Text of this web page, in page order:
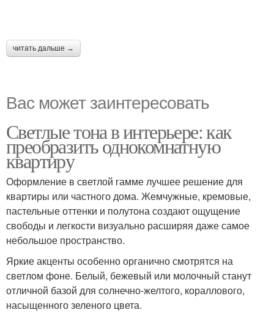
читать дальше →
Вас может заинтересовать
Светлые тона в интерьере: как
преобразить однокомнатную
квартиру
Оформление в светлой гамме лучшее решение для
квартиры или частного дома. Жемчужные, кремовые,
пастельные оттенки и полутона создают ощущение
свободы и легкости визуально расширяя даже самое
небольшое пространство.
Яркие акценты особенно органично смотрятся на
светлом фоне. Белый, бежевый или молочный станут
отличной базой для солнечно-желтого, кораллового,
насыщенного зеленого цвета.